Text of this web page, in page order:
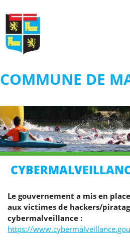
COMMUNE DE
Vie
Services
Village
Contact
Le gouvernement a mis en
aux victimes de hackers/
cybermalveillance :
https://